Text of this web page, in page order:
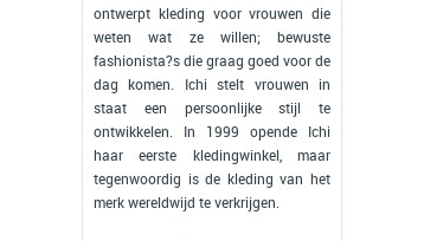
ontwerpt kleding voor vrouwen die
weten wat ze willen; bewuste
fashionista?s die graag goed voor de
dag komen. Ichi stelt vrouwen in
staat een persoonlijke stijl te
ontwikkelen. In 1999 opende Ichi
haar eerste kledingwinkel, maar
tegenwoordig is de kleding van het
merk wereldwijd te verkrijgen.